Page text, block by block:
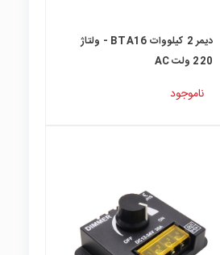
دیمر 2 کیلووات BTA16 - ولتاژ
220 ولت AC
ناموجود